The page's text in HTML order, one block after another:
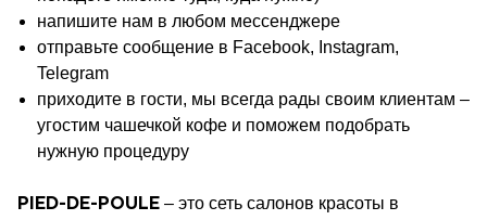
напишите нам в любом мессенджере
отправьте сообщение в Facebook, Instagram,
Telegram
приходите в гости, мы всегда рады своим клиентам –
угостим чашечкой кофе и поможем подобрать
нужную процедуру
PIED-DE-POULE – это сеть салонов красоты в